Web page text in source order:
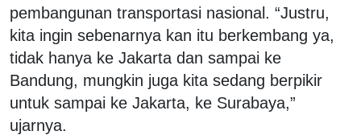
pembangunan transportasi nasional. “Justru,
kita ingin sebenarnya kan itu berkembang ya,
tidak hanya ke Jakarta dan sampai ke
Bandung, mungkin juga kita sedang berpikir
untuk sampai ke Jakarta, ke Surabaya,”
ujarnya.